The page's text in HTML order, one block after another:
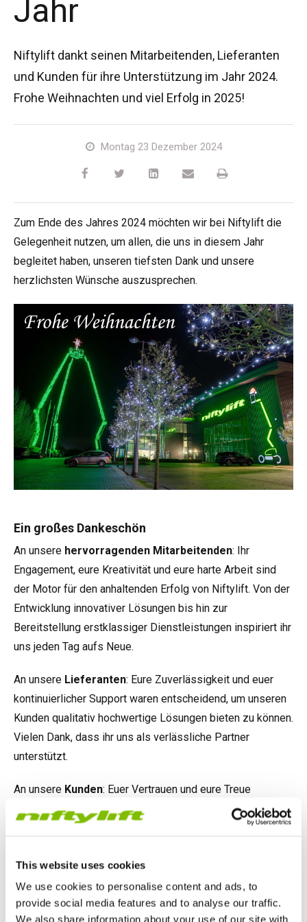
This website uses cookies
We use cookies to personalise content and ads, to
provide social media features and to analyse our traffic.
We also share information about your use of our site with
HR17N
HR17E
HR21E
HR15 4x4
HR17N
HR17 4x4
HR17 4x4
HR21 4x4
SD210 4x4x4
Kettenantrieb
TD120TN
TD120T
TD150T
Gebrauchte Maschinen
Gen2 Hybrid
SiOPS
ToughCage-Technologie
Produkt-Updates
Niftylink-Unterstützung
NiftyPRO
Service & Ersatzteile
Kunden-Kommentare
Niftylift Händler
Blog
Bedingungen & Politiken
Jahr
Niftylift dankt seinen Mitarbeitenden, Lieferanten
und Kunden für ihre Unterstützung im Jahr 2024.
Frohe Weihnachten und viel Erfolg in 2025!
Montag 23 Dezember 2024
Zum Ende des Jahres 2024 möchten wir bei Niftylift die
Gelegenheit nutzen, um allen, die uns in diesem Jahr
begleitet haben, unseren tiefsten Dank und unsere
herzlichsten Wünsche auszusprechen.
Ein großes Dankeschön
An unsere hervorragenden Mitarbeitenden: Ihr
Engagement, eure Kreativität und eure harte Arbeit sind
der Motor für den anhaltenden Erfolg von Niftylift. Von der
Entwicklung innovativer Lösungen bis hin zur
Bereitstellung erstklassiger Dienstleistungen inspiriert ihr
uns jeden Tag aufs Neue.
An unsere Lieferanten: Eure Zuverlässigkeit und euer
kontinuierlicher Support waren entscheidend, um unseren
Kunden qualitativ hochwertige Lösungen bieten zu können.
Vielen Dank, dass ihr uns als verlässliche Partner
unterstützt.
An unsere Kunden: Euer Vertrauen und eure Treue
motivieren uns, jeden Tag Spitzenleistungen zu erbringen.
Es ist uns eine Ehre, mit euch zusammenzuarbeiten, und
Gemeinsam Erfolge Feiern
Das Jahr 2024 war ein Jahr voller denkwürdiger Momente,